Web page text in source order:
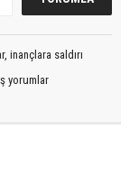
inançlara saldırı
yorumlar